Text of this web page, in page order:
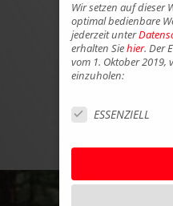
Wir setzen auf dieser
optimal bedienbare
jederzeit unter
erhalten Siehier. Der
vom 1. Oktober 2019,
einzuholen:
ESSENZIELL